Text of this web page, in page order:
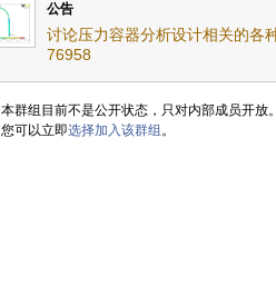
公告
讨论压力容器分析设计相关的各
76958
本群组目前不是公开状态，只对内部成员开放
您可以立即选择加入该群组 。